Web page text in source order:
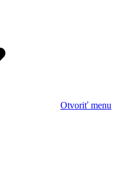
Otvoriť menu